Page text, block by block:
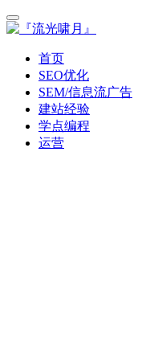
首页
SEO优化
SEM/信息流广告
建站经验
学点编程
运营